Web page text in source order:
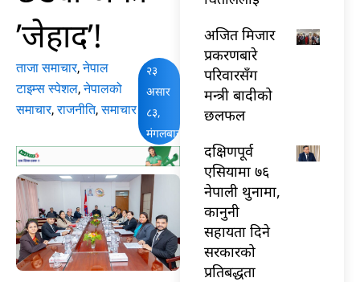
’जेहाद’!
ताजा समाचार,नेपाल
टाइम्स स्पेशल,नेपालको
समाचार,राजनीति,समाचार
२३
असार
८३,
मंगलबार
अजित मिजार
प्रकरणबारे
परिवारसँग
मन्त्री बादीको
छलफल
दक्षिणपूर्व
एसियामा ७६
नेपाली थुनामा,
कानुनी
सहायता दिने
सरकारको
प्रतिबद्धता